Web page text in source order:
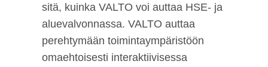
sitä, kuinka VALTO voi auttaa HSE- ja
aluevalvonnassa. VALTO auttaa
perehtymään toimintaympäristöön
omaehtoisesti interaktiivisessa